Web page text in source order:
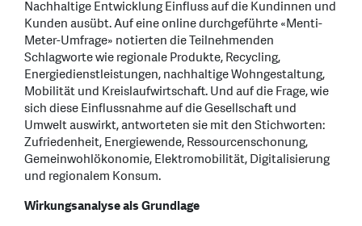
Nachhaltige Entwicklung Einfluss auf die Kundinnen und
Kunden ausübt. Auf eine online durchgeführte «Menti-
Meter-Umfrage» notierten die Teilnehmenden
Schlagworte wie regionale Produkte, Recycling,
Energiedienstleistungen, nachhaltige Wohngestaltung,
Mobilität und Kreislaufwirtschaft. Und auf die Frage, wie
sich diese Einflussnahme auf die Gesellschaft und
Umwelt auswirkt, antworteten sie mit den Stichworten:
Zufriedenheit, Energiewende, Ressourcenschonung,
Gemeinwohlökonomie, Elektromobilität, Digitalisierung
und regionalem Konsum.
Wirkungsanalyse als Grundlage